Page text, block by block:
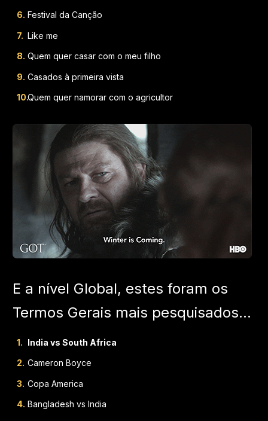
Festival da Canção
Like me
Quem quer casar com o meu filho
Casados à primeira vista
Quem quer namorar com o agricultor
E a nível Global, estes foram os
Termos Gerais mais pesquisados...
India vs South Africa
Cameron Boyce
Copa America
Bangladesh vs India